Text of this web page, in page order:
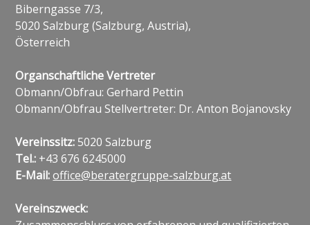
Biberngasse 7/3,
5020 Salzburg (Salzburg, Austria),
Österreich
Organschaftliche Vertreter
Obmann/Obfrau: Gerhard Pettin
Obmann/Obfrau Stellvertreter: Dr. Anton Bojanovsky
Vereinssitz:5020 Salzburg
Tel.: +43 676 6245000
E-Mail:office@beratergruppe-salzburg.at
Vereinszweck: